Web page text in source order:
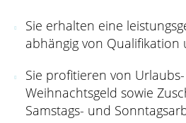
Sie erhalten eine
abhängig von Qualifikation
Sie profitieren von
Weihnachtsgeld sowie
Samstags- und